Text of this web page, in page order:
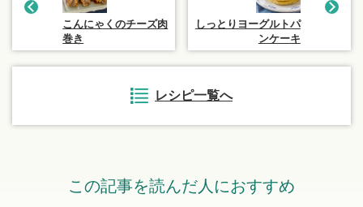
こんにゃくのチーズ肉
巻き
しっとりヨーグルトパ
ンケーキ
レシピ一覧へ
この記事を読んだ人におすすめ